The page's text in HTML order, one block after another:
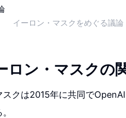
イーロン・マスクをめぐる議論
ロン・マスクの
クは2015年に共同で